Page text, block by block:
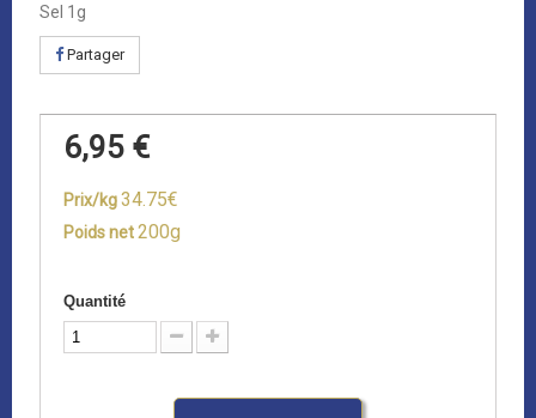
Sel 1g
Partager
6,95 €
Prix/kg34.75€
Poids net200g
Quantité